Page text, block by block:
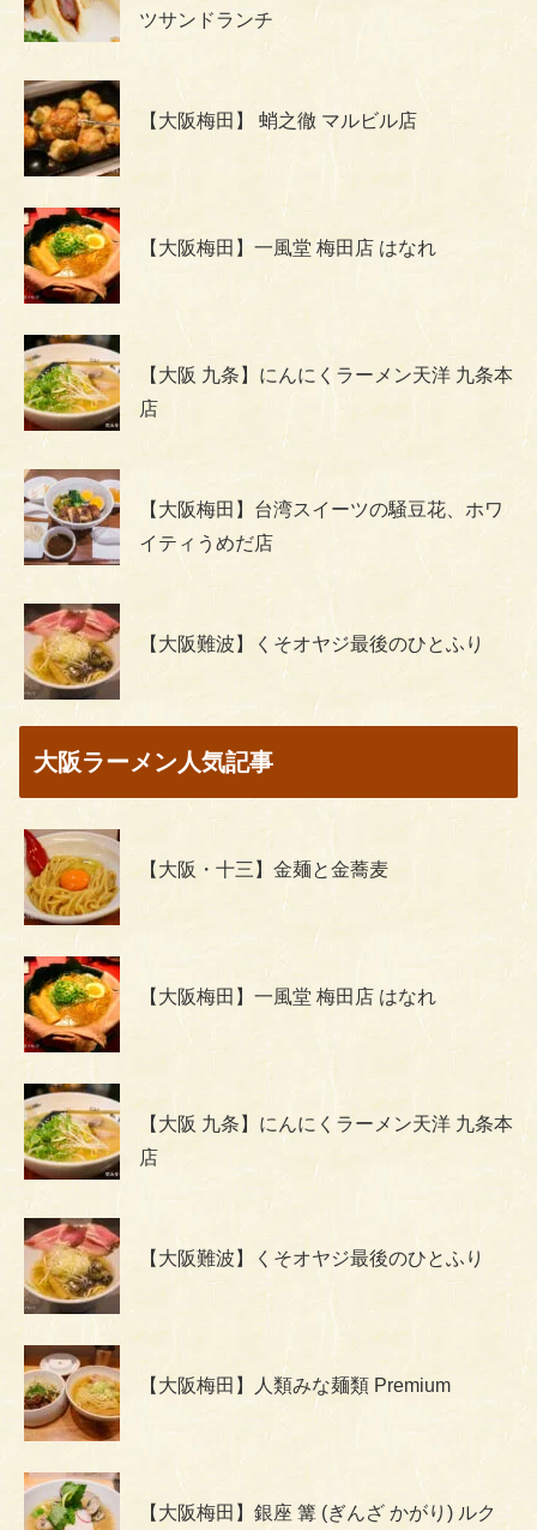
ツサンドランチ
【大阪梅田】 蛸之徹 マルビル店
【大阪梅田】一風堂 梅田店 はなれ
【大阪 九条】にんにくラーメン天洋 九条本
店
【大阪梅田】台湾スイーツの騒豆花、ホワ
イティうめだ店
【大阪難波】くそオヤジ最後のひとふり
大阪ラーメン人気記事
【大阪・十三】金麺と金蕎麦
【大阪梅田】一風堂 梅田店 はなれ
【大阪 九条】にんにくラーメン天洋 九条本
店
【大阪難波】くそオヤジ最後のひとふり
【大阪梅田】人類みな麺類 Premium
【大阪梅田】銀座 篝 (ぎんざ かがり) ルク